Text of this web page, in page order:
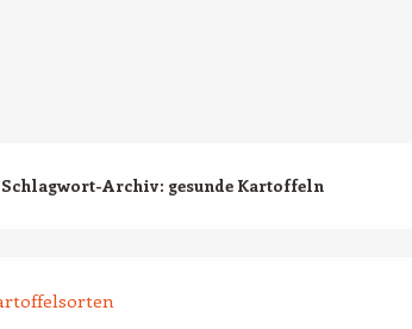
Schlagwort-Archiv: gesunde Kartoffeln